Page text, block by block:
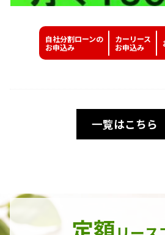
自社分割ローンの
お申込み
カーリース
お申込み
一覧はこちら